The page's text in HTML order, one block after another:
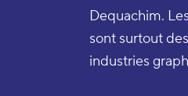
Dequachim.
sont surtout
industries